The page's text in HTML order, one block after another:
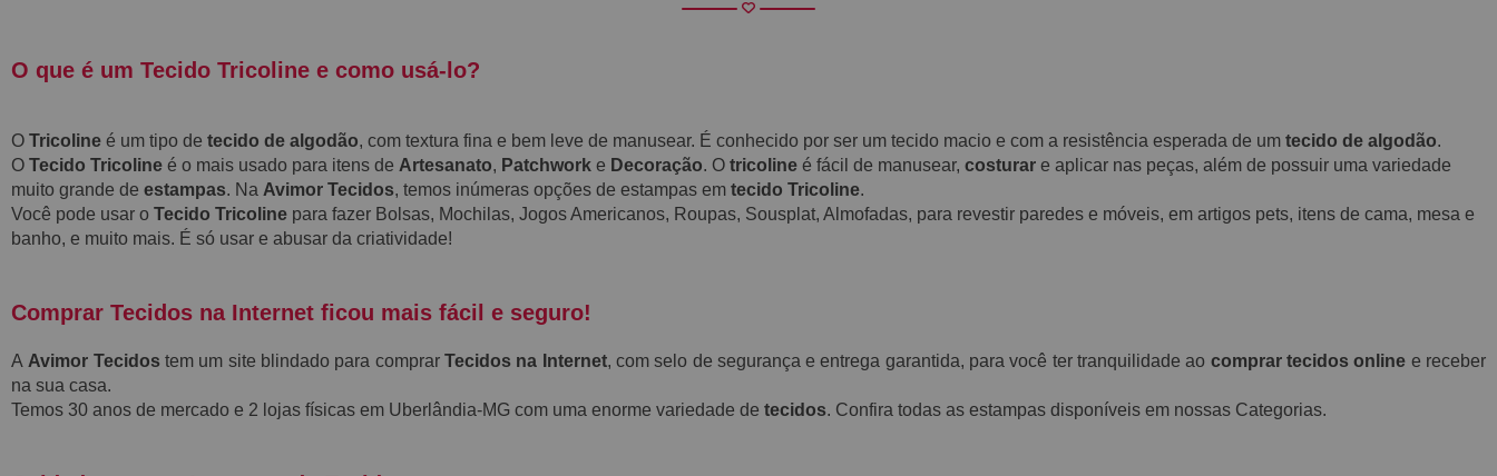
O que é um Tecido Tricoline e como usá-lo?
O Tricoline é um tipo de tecido de algodão, com textura fina e bem leve de manusear. É conhecido por ser um tecido macio e com a resistência esperada de um tecido de algodão.
O Tecido Tricoline é o mais usado para itens de Artesanato, Patchwork e Decoração. O tricoline é fácil de manusear, costurar e aplicar nas peças, além de possuir uma variedade
muito grande de estampas. Na Avimor Tecidos, temos inúmeras opções de estampas em tecido Tricoline.
Você pode usar o Tecido Tricoline para fazer Bolsas, Mochilas, Jogos Americanos, Roupas, Sousplat, Almofadas, para revestir paredes e móveis, em artigos pets, itens de cama, mesa e
banho, e muito mais. É só usar e abusar da criatividade!
Comprar Tecidos na Internet ficou mais fácil e seguro!
A Avimor Tecidos tem um site blindado para comprar Tecidos na Internet, com selo de segurança e entrega garantida, para você ter tranquilidade ao comprar tecidos online e receber
na sua casa.
Temos 30 anos de mercado e 2 lojas físicas em Uberlândia-MG com uma enorme variedade de tecidos. Confira todas as estampas disponíveis em nossas Categorias.